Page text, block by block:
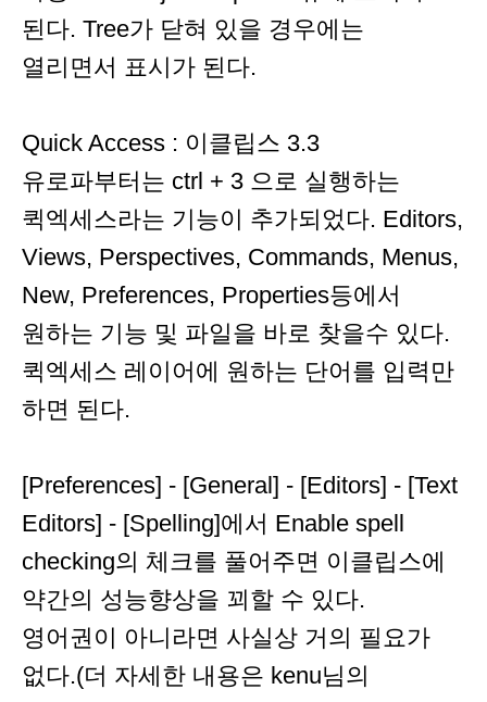
된다. Tree가 닫혀 있을 경우에는
열리면서 표시가 된다.
Quick Access : 이클립스 3.3
유로파부터는 ctrl + 3 으로 실행하는
퀵엑세스라는 기능이 추가되었다. Editors,
Views, Perspectives, Commands, Menus,
New, Preferences, Properties등에서
원하는 기능 및 파일을 바로 찾을수 있다.
퀵엑세스 레이어에 원하는 단어를 입력만
하면 된다.
[Preferences] - [General] - [Editors] - [Text
Editors] - [Spelling]에서 Enable spell
checking의 체크를 풀어주면 이클립스에
약간의 성능향상을 꾀할 수 있다.
영어권이 아니라면 사실상 거의 필요가
없다.(더 자세한 내용은 kenu님의